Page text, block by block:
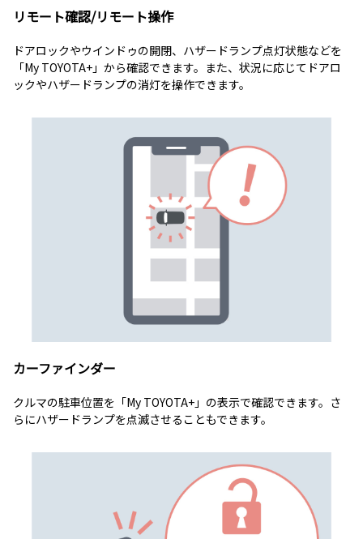
リモート確認/リモート操作
ドアロックやウインドゥの開閉、ハザードランプ点灯状態などを
「My TOYOTA+」から確認できます。また、状況に応じてドアロ
ックやハザードランプの消灯を操作できます。
カーファインダー
クルマの駐車位置を「My TOYOTA+」の表示で確認できます。さ
らにハザードランプを点滅させることもできます。